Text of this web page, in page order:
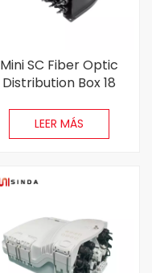
Mini SC Fiber Optic
Distribution Box 18
ABS negro con
conector SC
LEER MÁS